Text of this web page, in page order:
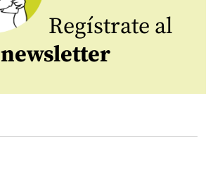
Regístrate al
newsletter